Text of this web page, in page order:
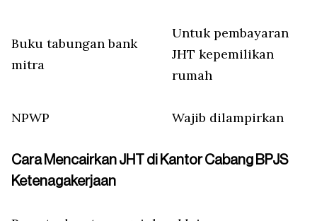
Buku tabungan bank
mitra
Untuk pembayaran
JHT kepemilikan
rumah
NPWP Wajib dilampirkan
Cara Mencairkan JHT di Kantor Cabang BPJS
Ketenagakerjaan